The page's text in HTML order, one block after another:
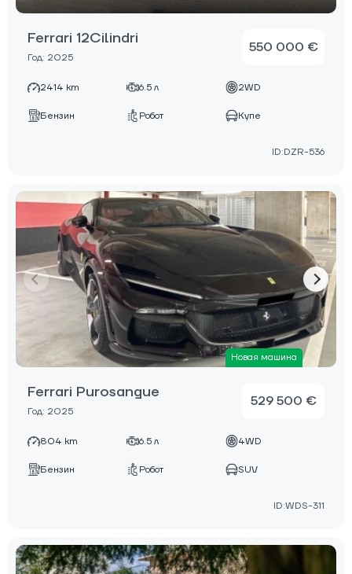
Ferrari 12Cilindri
Год: 2025
550 000 €
2414 km 6.5 л 2WD
Бензин Робот Купе
ID:DZR-536
Новая машина
Ferrari Purosangue
Год: 2025
529 500 €
804 km 6.5 л 4WD
Бензин Робот SUV
ID:WDS-311